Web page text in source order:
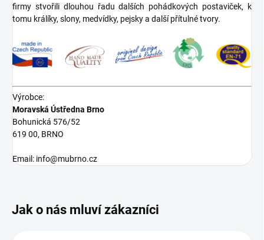
firmy stvořili dlouhou řadu dalších pohádkových postaviček, k
tomu králíky, slony, medvídky, pejsky a další přítulné tvory.
Výrobce:
Moravská Ústředna Brno
Bohunická 576/52
619 00, BRNO
Email: info@mubrno.cz